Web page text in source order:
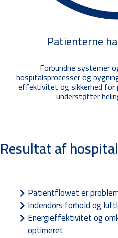
Patienterne
Forbundne systemer
hospitalsprocesser og
effektivitet og sikkerhed
understøtter
Resultat af
Patientflowet er
Indendørs forhold og
Energieffektivitet og
optimeret